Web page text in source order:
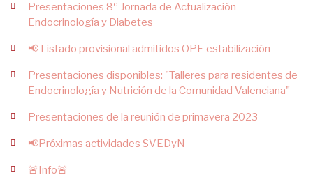
Presentaciones 8º Jornada de Actualización
Endocrinología y Diabetes
📢 Listado provisional admitidos OPE estabilización
Presentaciones disponibles: "Talleres para residentes de
Endocrinología y Nutrición de la Comunidad Valenciana"
Presentaciones de la reunión de primavera 2023
📢Próximas actividades SVEDyN
🚨Info🚨